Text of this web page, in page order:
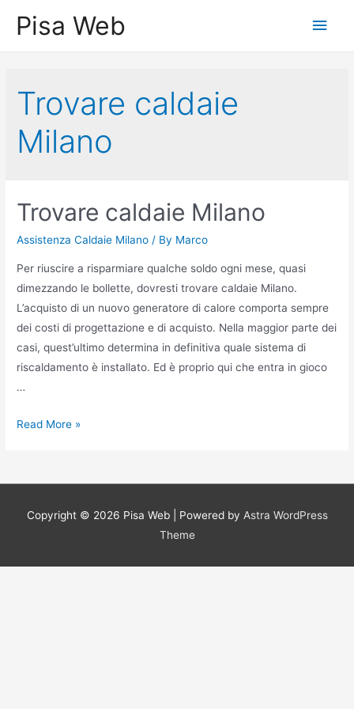
Pisa Web
Main
Trovare caldaie
Milano
Trovare caldaie Milano
Assistenza Caldaie Milano / By Marco
Per riuscire a risparmiare qualche soldo ogni mese, quasi
dimezzando le bollette, dovresti trovare caldaie Milano.
L’acquisto di un nuovo generatore di calore comporta sempre
dei costi di progettazione e di acquisto. Nella maggior parte dei
casi, quest’ultimo determina in definitiva quale sistema di
riscaldamento è installato. Ed è proprio qui che entra in gioco
…
Trovare
Read More »
Copyright © 2026 Pisa Web| Powered by Astra WordPress
Theme